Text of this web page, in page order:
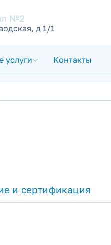
№2
д 1/1
услуги Контакты
и сертификация